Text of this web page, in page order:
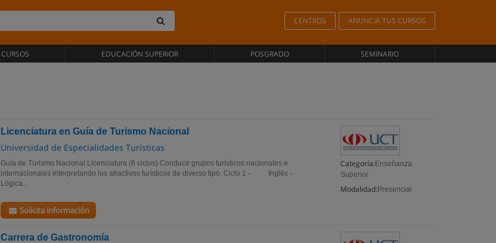
CENTROS ANUNCIA TUS CURSOS
CURSOS EDUCACIÓN SUPERIOR POSGRADO SEMINARIO
Licenciatura en Guía de Turismo Nacional
Universidad de Especialidades Turísticas
Categoría: Enseñanza
Superior
Modalidad: Presencial
Guía de Turismo Nacional Licenciatura (6 ciclos) Conducir grupos turísticos nacionales e
internacionales interpretando los atractivos turísticos de diverso tipo. Ciclo 1 - Inglés -
Lógica...
Solicita información
Carrera de Gastronomía